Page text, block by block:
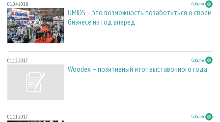
01.04.2018 События
UMIDS – это возможность позаботиться о своем
бизнесе на год вперед
01.12.2017 События
Woodex – позитивный итог выставочного года
01.11.2017 События